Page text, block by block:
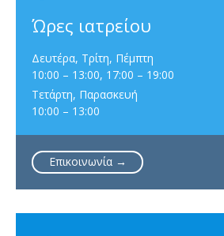
Ώρες ιατρείου
Δευτέρα, Τρίτη, Πέμπτη
10:00 – 13:00, 17:00 – 19:00
Τετάρτη, Παρασκευή
10:00 – 13:00
Επικοινωνία →